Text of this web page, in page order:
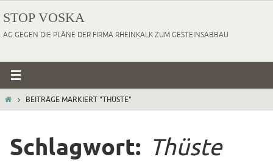
Inhalt
springen
STOP VOSKA
AG GEGEN DIE PLÄNE DER FIRMA RHEINKALK ZUM GESTEINSABBAU
HOMEBEITRÄGE MARKIERT "THÜSTE"
Schlagwort: Thüste